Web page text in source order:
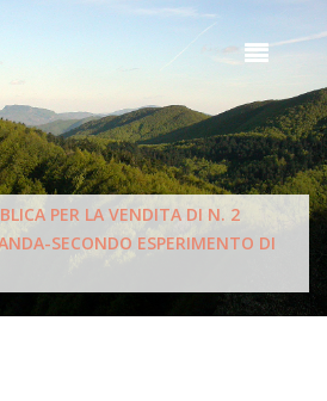
PER LA VENDITA DI N. 2
SECONDO ESPERIMENTO DI